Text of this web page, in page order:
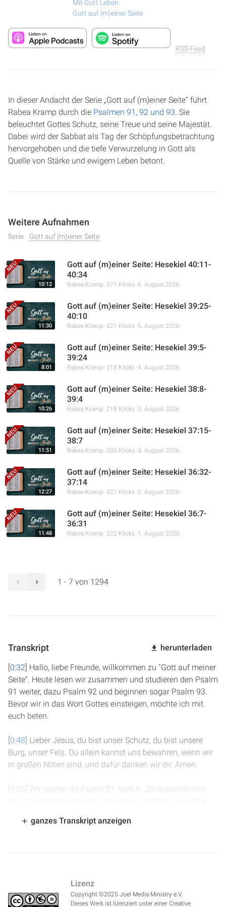
Mit Gott Leben
Gott auf (m)einer Seite
RSS-Feed
In dieser Andacht der Serie „Gott auf (m)einer Seite“ führt
Rabea Kramp durch die Psalmen 91, 92 und 93. Sie
beleuchtet Gottes Schutz, seine Treue und seine Majestät.
Dabei wird der Sabbat als Tag der Schöpfungsbetrachtung
hervorgehoben und die tiefe Verwurzelung in Gott als
Quelle von Stärke und ewigem Leben betont.
Weitere Aufnahmen
Serie: Gott auf (m)einer Seite
10:12
Gott auf (m)einer Seite: Hesekiel 40:11-
40:34
Rabea Kramp 271 Klicks 6. August 2026
11:30
Gott auf (m)einer Seite: Hesekiel 39:25-
40:10
Rabea Kramp 221 Klicks 5. August 2026
8:01
Gott auf (m)einer Seite: Hesekiel 39:5-
39:24
Rabea Kramp 218 Klicks 4. August 2026
10:26
Gott auf (m)einer Seite: Hesekiel 38:8-
39:4
Rabea Kramp 218 Klicks 3. August 2026
11:51
Gott auf (m)einer Seite: Hesekiel 37:15-
38:7
Rabea Kramp 203 Klicks 3. August 2026
12:27
Gott auf (m)einer Seite: Hesekiel 36:32-
37:14
Rabea Kramp 227 Klicks 2. August 2026
11:48
Gott auf (m)einer Seite: Hesekiel 36:7-
36:31
Rabea Kramp 222 Klicks 1. August 2026
1 - 7 von 1294
Transkript herunterladen
[0:32] Hallo, liebe Freunde, willkommen zu "Gott auf meiner
Seite". Heute lesen wir zusammen und studieren den Psalm
91 weiter, dazu Psalm 92 und beginnen sogar Psalm 93.
Bevor wir in das Wort Gottes einsteigen, möchte ich mit
euch beten.
[0:48] Lieber Jesus, du bist unser Schutz, du bist unsere
Burg, unser Fels. Du allein kannst uns bewahren, wenn wir
in großen Nöten sind, und dafür danken wir dir. Amen.
[1:05] Wir starten im Psalm 91, Vers 5: „Du brauchst dich
schleicht, vor der Seuche, die am Mittag Verderben bringt.
Zuversicht. Den Höchsten hast du zu deiner Zuflucht
gemacht. Kein Unglück wird dir zustoßen und keine Plage
ganzes Transkript anzeigen
Lizenz
Copyright ©2025 Joel Media Ministry e.V.
Dieses Werk ist lizenziert unter einer Creative